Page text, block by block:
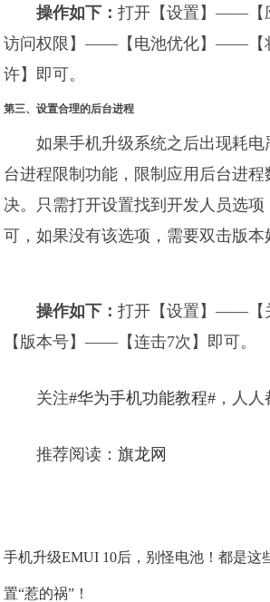
操作如下：打开【设置】——
访问权限】——【电池优化】——【
许】即可。
第三、设置合理的后台进程
如果手机升级系统之后出现耗
台进程限制功能，限制应用后台进
决。只需打开设置找到开发人员选项
可，如果没有该选项，需要双击版本
操作如下：打开【设置】——
【版本号】——【连击7次】即可。
关注#华为手机功能教程# ，人
推荐阅读：旗龙网
手机升级EMUI 10后，别怪电池！都是这
置“惹的祸”！